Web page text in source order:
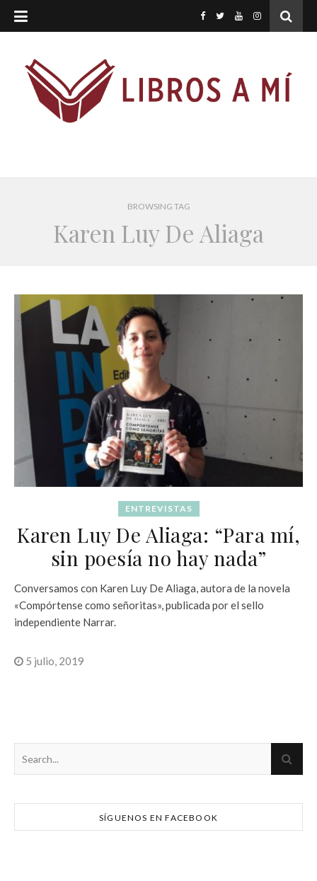
BROWSING TAG
Karen Luy De Aliaga
ENTREVISTAS
Karen Luy De Aliaga: “Para mí,
sin poesía no hay nada”
Conversamos con Karen Luy De Aliaga, autora de la novela
«Compórtense como señoritas», publicada por el sello
independiente Narrar.
5 julio, 2019
SÍGUENOS EN FACEBOOK